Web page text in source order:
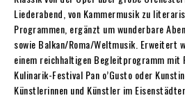
Liederabend, von Kammermusik zu
Programmen, ergänzt um wunderbare
sowie Balkan/Roma/Weltmusik. Erweitert
einem reichhaltigen Begleitprogramm mit
Kulinarik-Festival Pan o’Gusto oder
Künstlerinnen und Künstler im